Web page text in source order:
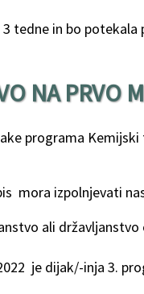
tedne in bo potekala
NA PRVO
programa
mora izpolnjevati
ali
je dijak/-inja 3.